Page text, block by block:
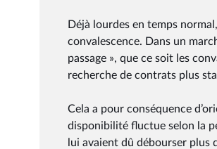
Déjà lourdes en temps
convalescence. Dans un
passage », que ce soit les
recherche de contrats plus
Cela a pour conséquence
disponibilité fluctue selon la
lui avaient dû débourser plus